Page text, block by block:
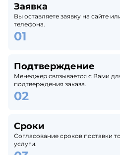
Заявка
Вы оставляете заявку на сайте
телефона.
Подтверждение
Менеджер связывается с Вами
подтверждения заказа.
Сроки
Согласование сроков поставки
услуги.